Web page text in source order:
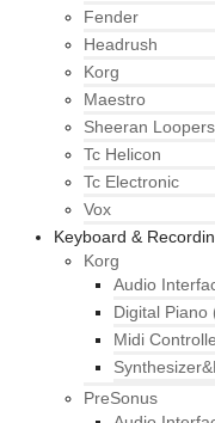
Fender
Headrush
Korg
Maestro
Sheeran Loopers
Tc Helicon
Tc Electronic
Vox
Keyboard &
Korg
Audio
Digital
Midi
PreSonus